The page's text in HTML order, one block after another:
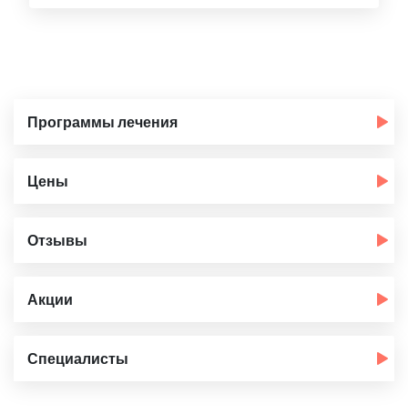
Программы лечения
Цены
Отзывы
Акции
Специалисты